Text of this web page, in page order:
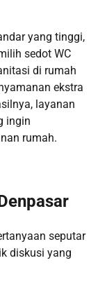
yang tinggi,
sedot WC
di rumah
ekstra
layanan
ingin
rumah.
seputar
diskusi yang